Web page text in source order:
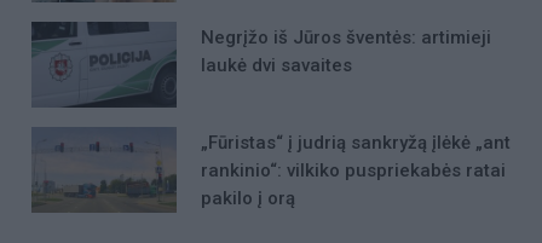
Negrįžo iš Jūros šventės: artimieji
laukė dvi savaites
„Fūristas“ į judrią sankryžą įlėkė „ant
rankinio“: vilkiko puspriekabės ratai
pakilo į orą